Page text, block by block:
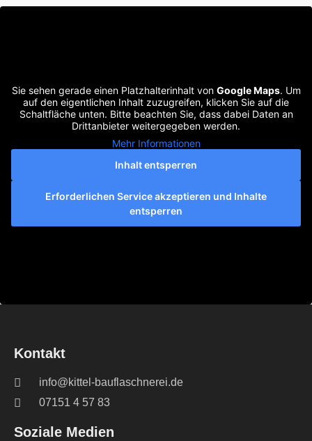
Sie sehen gerade einen Platzhalterinhalt von Google Maps. Um
auf den eigentlichen Inhalt zuzugreifen, klicken Sie auf die
Schaltfläche unten. Bitte beachten Sie, dass dabei Daten an
Drittanbieter weitergegeben werden.
Mehr Informationen
Inhalt entsperren
Erforderlichen Service akzeptieren und Inhalte
entsperren
Kontakt
info@kittel-bauflaschnerei.de
07151 4 57 83
Soziale Medien